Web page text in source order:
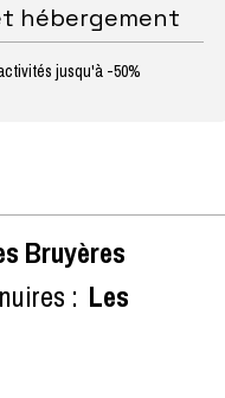
hébergement
jusqu'à -50%
Bruyères
: Les